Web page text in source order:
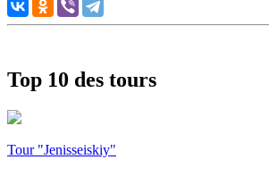
Top 10 des tours
Tour "Jenisseiskiy"